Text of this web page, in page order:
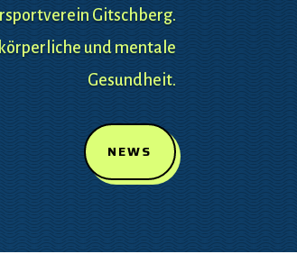
Gitschberg.
und mentale
Gesundheit.
NEWS